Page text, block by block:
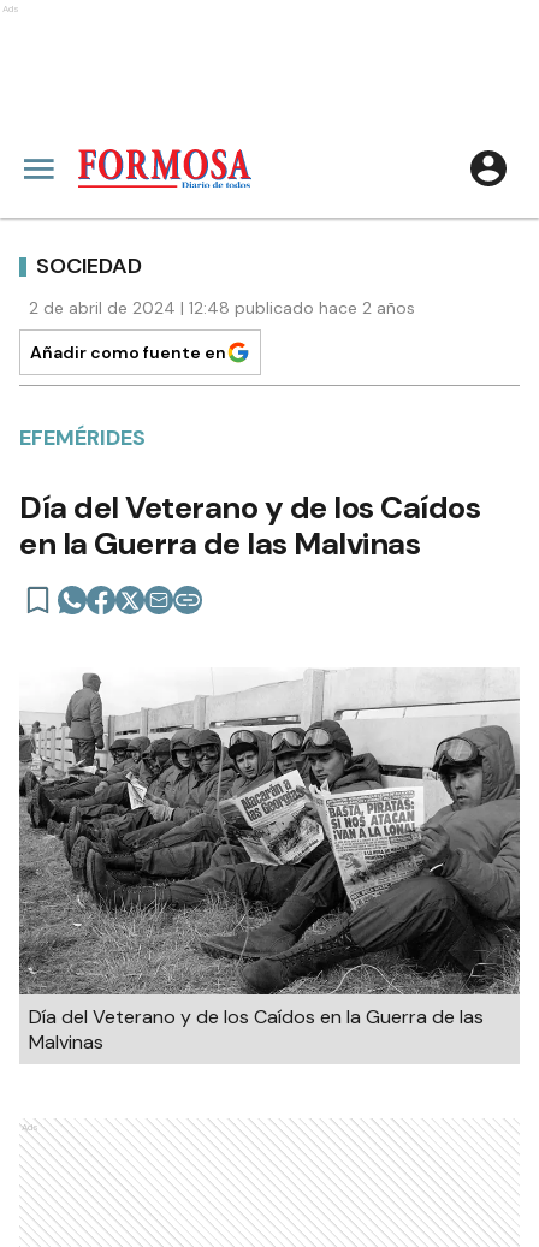
Ads
SOCIEDAD
2 de abril de 2024 | 12:48 publicado hace 2 años
Añadir como fuente en
EFEMÉRIDES
Día del Veterano y de los Caídos
en la Guerra de las Malvinas
Día del Veterano y de los Caídos en la Guerra de las
Malvinas
Ads